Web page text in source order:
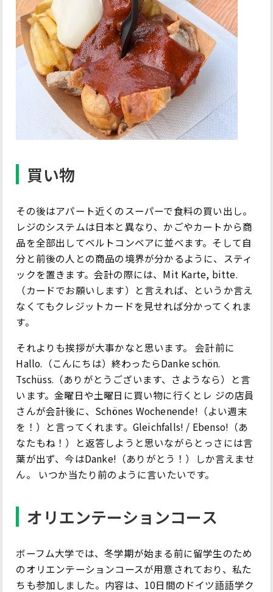
買い物
その後はアパート近くのスーパーで食料の買い出し。
レジのシステムは日本と異なり、かごやカートから商
品を全部出してベルトコンベアに並べます。そして自
分と前後の人との商品の境界が分かるように、スティ
ックを置きます。会計の際には、Mit Karte, bitte.
（カードでお願いします）と言えれば、というか言え
なくてもクレジットカードを見せれば分かってくれま
す。
それよりも挨拶が大事かなと思います。 会計前に
Hallo.（こんにちは）終わったらDanke schön.
Tschüss.（ありがとうございます、さようなら）と言
います。金曜日や土曜日に買い物に行くとレ ジの店員
さんが会計後に、Schönes Wochenende!（よい週末
を！）と言ってくれます。Gleichfalls! / Ebenso!（あ
なたもね！）と返答しようと思いながらとっさには言
葉が出ず、今はDanke!（ありがとう！）しか言えませ
ん。 いつか当たり前のように言いたいです。
オリエンテーションコース
ボーフム大学では、冬学期が始まる前に留学生のため
のオリエンテーションコースが用意されており、私た
ちも参加しました。内容は、10日間のドイツ語語学ク